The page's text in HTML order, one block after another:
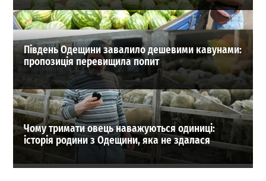
Південь Одещини завалило дешевими кавунами:
пропозиція перевищила попит
Чому тримати овець наважуються одиниці:
історія родини з Одещини, яка не здалася